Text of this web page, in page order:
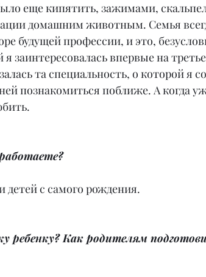
еще кипятить, зажимами,
домашним животным. Семья
будущей профессии, и это,
заинтересовалась впервые на
та специальность, о которой я
познакомиться поближе. А когда
детей с самого рождения.
ребенку? Как родителям